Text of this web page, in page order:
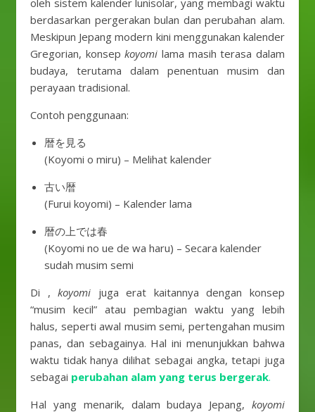
oleh sistem kalender lunisolar, yang membagi waktu
berdasarkan pergerakan bulan dan perubahan alam.
Meskipun Jepang modern kini menggunakan kalender
Gregorian, konsepkoyomi lama masih terasa dalam
budaya, terutama dalam penentuan musim dan
perayaan tradisional.
Contoh penggunaan:
暦を見る
(Koyomi o miru) – Melihat kalender
古い暦
(Furui koyomi) – Kalender lama
暦の上では春
(Koyomi no ue de wa haru) – Secara kalender
sudah musim semi
Di ,koyomi juga erat kaitannya dengan konsep
“musim kecil” atau pembagian waktu yang lebih
halus, seperti awal musim semi, pertengahan musim
panas, dan sebagainya. Hal ini menunjukkan bahwa
waktu tidak hanya dilihat sebagai angka, tetapi juga
sebagai perubahan alam yang terus bergerak.
Hal yang menarik, dalam budaya Jepang, koyomi